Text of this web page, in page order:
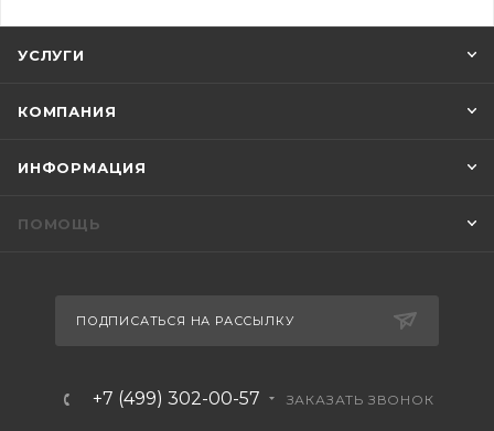
УСЛУГИ
КОМПАНИЯ
ИНФОРМАЦИЯ
ПОМОЩЬ
ПОДПИСАТЬСЯ НА РАССЫЛКУ
+7 (499) 302-00-57 ЗАКАЗАТЬ ЗВОНОК